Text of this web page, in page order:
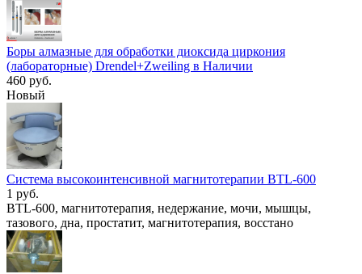
Боры алмазные для обработки диоксида циркония
(лабораторные) Drendel+Zweiling в Наличии
460 руб.
Новый
Система высокоинтенсивной магнитотерапии BTL-600
1 руб.
BTL-600, магнитотерапия, недержание, мочи, мышцы,
тазового, дна, простатит, магнитотерапия, восстано